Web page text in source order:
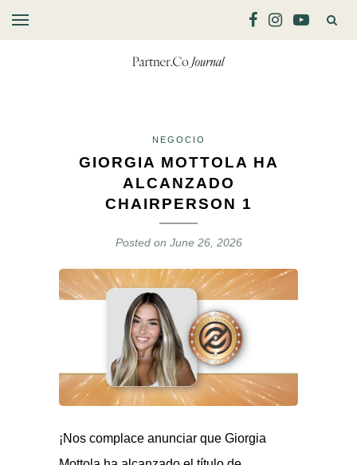
NEGOCIO
GIORGIA MOTTOLA HA
ALCANZADO
CHAIRPERSON 1
Posted on June 26, 2026
¡Nos complace anunciar que Giorgia